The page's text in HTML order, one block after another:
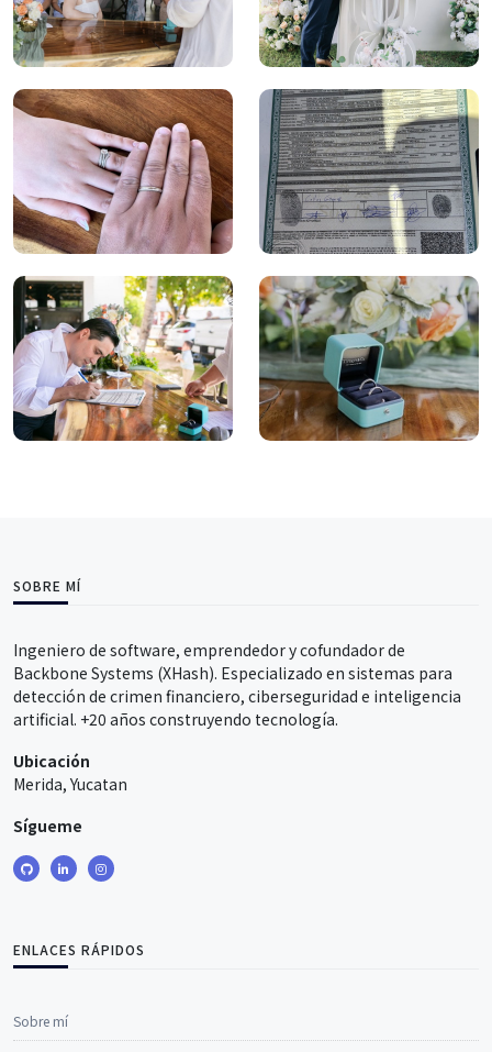
SOBRE MÍ
Ingeniero de software, emprendedor y cofundador de
Backbone Systems (XHash). Especializado en sistemas para
detección de crimen financiero, ciberseguridad e inteligencia
artificial. +20 años construyendo tecnología.
Ubicación
Merida, Yucatan
Sígueme
ENLACES RÁPIDOS
Sobre mí